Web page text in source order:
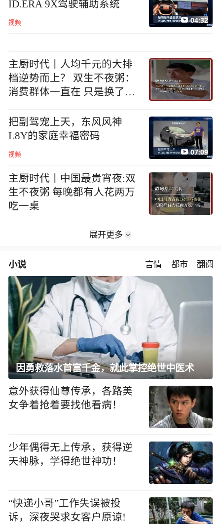
ID.ERA 9X驾驶辅助系统
视频 04:32
主厨时代丨人均千元的大排
档逆势而上？ 双生不夜粥：
消费群体一直在 只是换了个
把副驾宠上天，东风风神
L8Y的家庭幸福密码
视频 07:09
主厨时代丨中国最贵宵夜:双
生不夜粥 每晚都有人花两万
吃一桌
展开更多
小说 言情 都市 翻阅
因勇救落水首富千金，就此掌控绝世中医术
意外获得仙尊传承，各路美
女争着抢着要找他看病！
少年偶得无上传承，获得逆
天神脉，学得绝世神功！
“快递小哥”工作失误被投
诉，深夜哭求女客户原谅!